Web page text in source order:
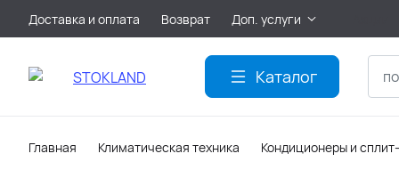
Доставка и оплата Возврат Доп. услуги
Каталог
Главная Климатическая техника Кондиционеры и